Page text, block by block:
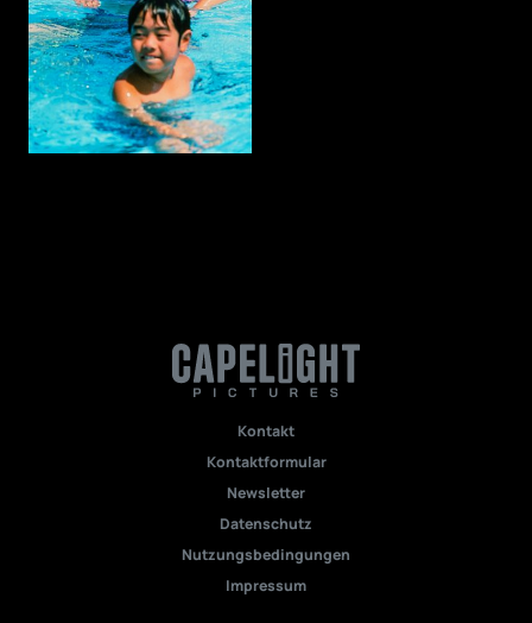
Kontakt
Kontaktformular
Newsletter
Datenschutz
Nutzungsbedingungen
Impressum